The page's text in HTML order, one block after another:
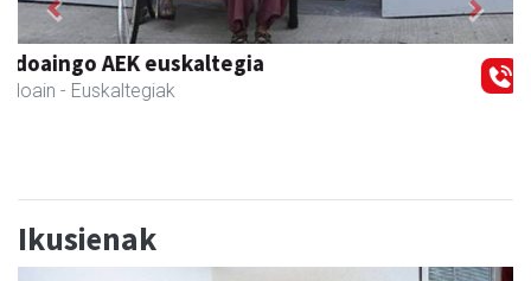
Amasa kafetegia
Amasa-Villabona - Gozotegiak
Previous Next
Ikusienak